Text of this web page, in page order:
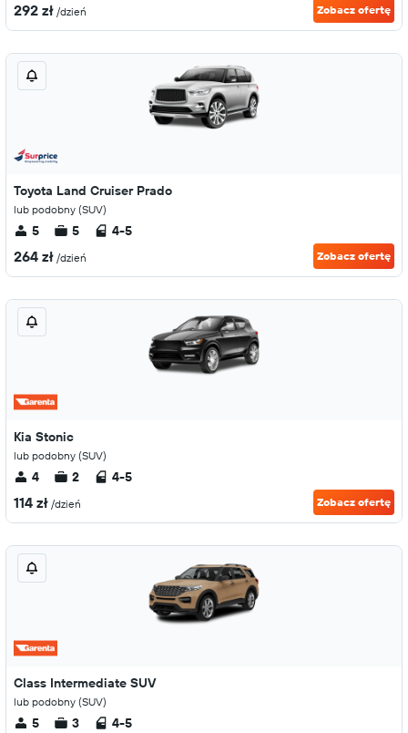
292 zł /dzień Zobacz ofertę
Toyota Land Cruiser Prado
lub podobny (SUV)
5 5 4-5
264 zł /dzień Zobacz ofertę
Kia Stonic
lub podobny (SUV)
4 2 4-5
114 zł /dzień Zobacz ofertę
Class Intermediate SUV
lub podobny (SUV)
5 3 4-5